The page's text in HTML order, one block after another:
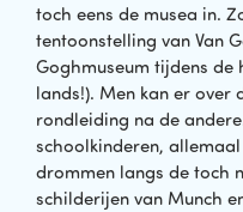
toch eens de musea in.
tentoonstelling van Van
Goghmuseum tijdens de
lands!). Men kan er over
rondleiding na de
schoolkinderen,
drommen langs de toch
schilderijen van Munch